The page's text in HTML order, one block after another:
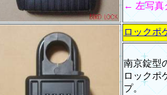
← 左写真
ロックポ
南京錠型
ロックポ
プ。